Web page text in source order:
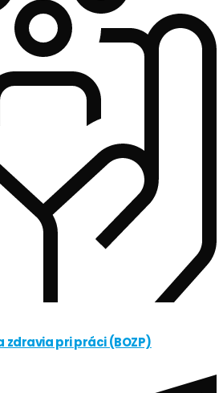
zdravia pri práci (BOZP)